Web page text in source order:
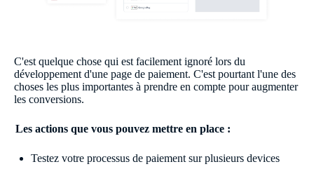
C'est quelque chose qui est facilement ignoré lors du
développement d'une page de paiement. C'est pourtant l'une des
choses les plus importantes à prendre en compte pour augmenter
les conversions.
Les actions que vous pouvez mettre en place :
Testez votre processus de paiement sur plusieurs devices